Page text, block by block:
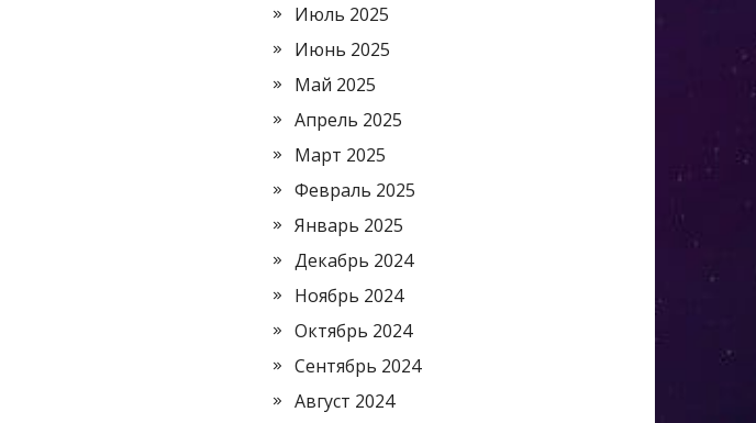
Июль 2025
Июнь 2025
Май 2025
Апрель 2025
Март 2025
Февраль 2025
Январь 2025
Декабрь 2024
Ноябрь 2024
Октябрь 2024
Сентябрь 2024
Август 2024